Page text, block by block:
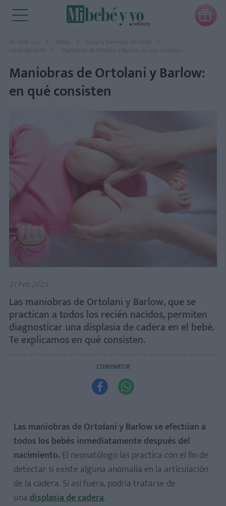

Mi bebé y yo Bebés
Salud y bienestar del bebé
Maniobras de Ortolani y Barlow: en qué consisten
Maniobras de Ortolani y Barlow:
en qué consisten
21 Feb 2025
Las maniobras de Ortolani y Barlow, que se
practican a todos los recién nacidos, permiten
diagnosticar una displasia de cadera en el bebé.
Te explicamos en qué consisten.
COMPARTIR
 
Las maniobras de Ortolani y Barlow se efectúan a
todos los bebés inmediatamente después del
nacimiento. El neonatólogo las practica con el fin de
detectar si existe alguna anomalía en la articulación
de la cadera. Si así fuera, podría tratarse de
una displasia de cadera.